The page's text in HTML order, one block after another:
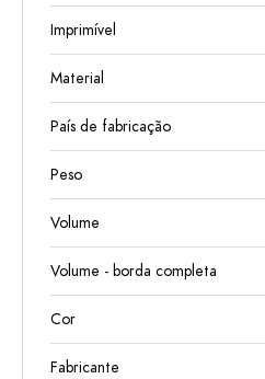
Imprimível
Material
País de fabricação
Peso
Volume
Volume - borda completa
Cor
Fabricante